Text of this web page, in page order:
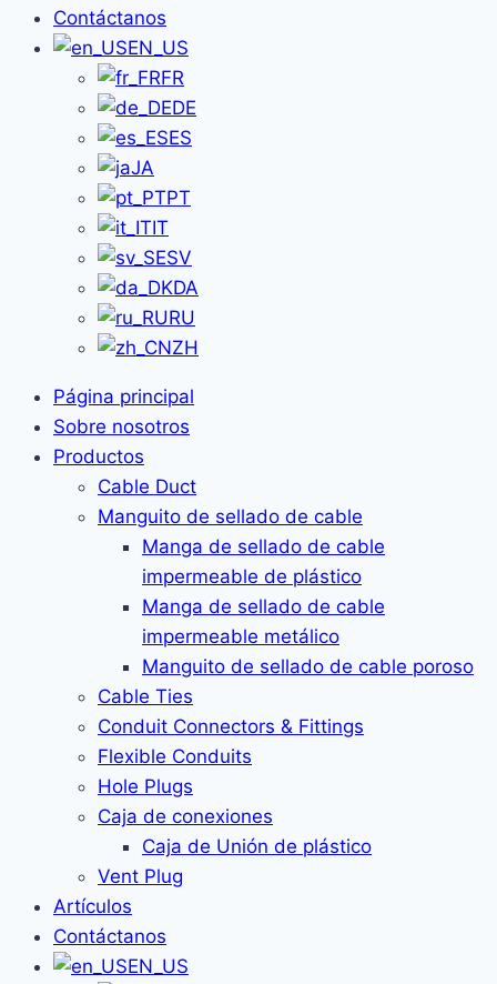
Contáctanos
EN_US
FR
DE
ES
JA
PT
IT
SV
DA
RU
ZH
Página principal
Sobre nosotros
Productos
Cable Duct
Manguito de sellado de cable
Manga de sellado de cable
impermeable de plástico
Manga de sellado de cable
impermeable metálico
Manguito de sellado de cable poroso
Cable Ties
Conduit Connectors & Fittings
Flexible Conduits
Hole Plugs
Caja de conexiones
Caja de Unión de plástico
Vent Plug
Artículos
Contáctanos
EN_US